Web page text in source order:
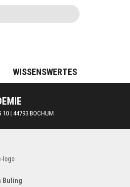
WISSENSWERTES
10 | 44793 BOCHUM
Buling